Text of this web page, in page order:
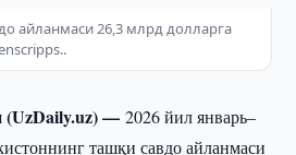
айланмаси 26,3 млрд долларга
(UzDaily.uz) —2026 йил январь–
ташқи савдо айланмаси